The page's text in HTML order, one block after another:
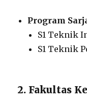
Program
S1 Teknik
S1 Teknik
2. Fakultas